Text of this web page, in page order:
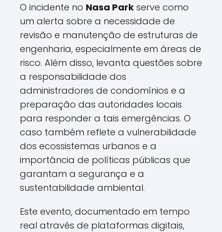
O incidente no Nasa Park serve como
um alerta sobre a necessidade de
revisão e manutenção de estruturas de
engenharia, especialmente em áreas de
risco. Além disso, levanta questões sobre
a responsabilidade dos
administradores de condomínios e a
preparação das autoridades locais
para responder a tais emergências. O
caso também reflete a vulnerabilidade
dos ecossistemas urbanos e a
importância de políticas públicas que
garantam a segurança e a
sustentabilidade ambiental.
Este evento, documentado em tempo
real através de plataformas digitais,